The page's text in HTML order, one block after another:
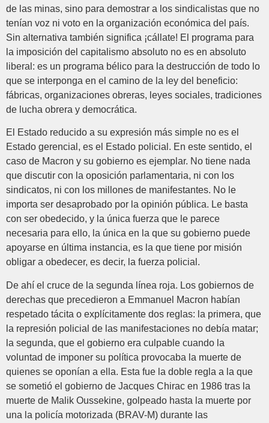
de las minas, sino para demostrar a los sindicalistas que no
tenían voz ni voto en la organización económica del país.
Sin alternativa también significa ¡cállate! El programa para
la imposición del capitalismo absoluto no es en absoluto
liberal: es un programa bélico para la destrucción de todo lo
que se interponga en el camino de la ley del beneficio:
fábricas, organizaciones obreras, leyes sociales, tradiciones
de lucha obrera y democrática.
El Estado reducido a su expresión más simple no es el
Estado gerencial, es el Estado policial. En este sentido, el
caso de Macron y su gobierno es ejemplar. No tiene nada
que discutir con la oposición parlamentaria, ni con los
sindicatos, ni con los millones de manifestantes. No le
importa ser desaprobado por la opinión pública. Le basta
con ser obedecido, y la única fuerza que le parece
necesaria para ello, la única en la que su gobierno puede
apoyarse en última instancia, es la que tiene por misión
obligar a obedecer, es decir, la fuerza policial.
De ahí el cruce de la segunda línea roja. Los gobiernos de
derechas que precedieron a Emmanuel Macron habían
respetado tácita o explícitamente dos reglas: la primera, que
la represión policial de las manifestaciones no debía matar;
la segunda, que el gobierno era culpable cuando la
voluntad de imponer su política provocaba la muerte de
quienes se oponían a ella. Esta fue la doble regla a la que
se sometió el gobierno de Jacques Chirac en 1986 tras la
muerte de Malik Oussekine, golpeado hasta la muerte por
una la policía motorizada (BRAV-M) durante las